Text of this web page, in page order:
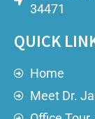
34471
QUICK
Home
Meet Dr.